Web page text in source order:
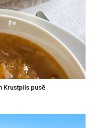
Krustpils pusē